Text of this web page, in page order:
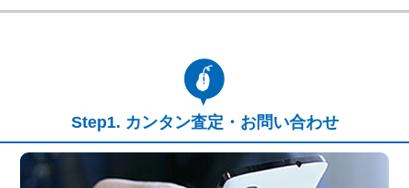
カンタン査定・お問い合わせ